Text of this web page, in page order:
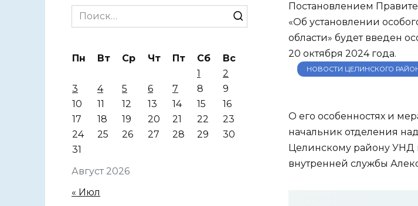
Постановлением
«Об установлении
области» будет введен
20 октября 2024 года.
НОВОСТИ ЦЕЛИНСКОГО
О его особенностях и
начальник отделения
Целинскому району УНД
внутренней службы
Search
for:
Август 2026
Пн Вт Ср Чт Пт Сб
Вс
1
2
3
4 5 6 7 8
9
10
11 12 13 14 15
16
17
18 19 20 21 22
23
24
25 26 27 28 29
30
31
« Июл